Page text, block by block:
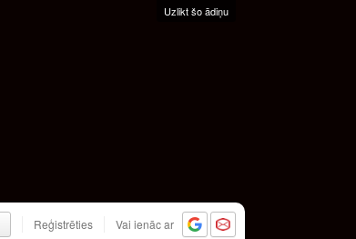
Uzlikt šo ādiņu
Reģistrēties Vai ienāc ar